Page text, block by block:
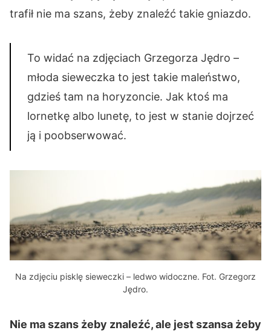
trafił nie ma szans, żeby znaleźć takie gniazdo.
To widać na zdjęciach Grzegorza Jędro –
młoda sieweczka to jest takie maleństwo,
gdzieś tam na horyzoncie. Jak ktoś ma
lornetkę albo lunetę, to jest w stanie dojrzeć
ją i poobserwować.
Na zdjęciu pisklę sieweczki – ledwo widoczne. Fot. Grzegorz
Jędro.
Nie ma szans żeby znaleźć, ale jest szansa żeby